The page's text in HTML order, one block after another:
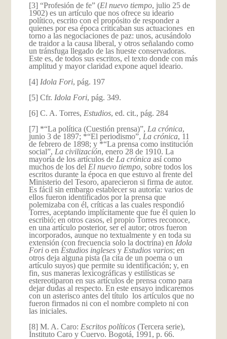
[3] “Profesión de fe” (El nuevo tiempo, julio 25 de
1902) es un artículo que nos ofrece su ideario
político, escrito con el propósito de responder a
quienes por esa época criticaban sus actuaciones en
torno a las negociaciones de paz: unos, acusándolo
de traidor a la causa liberal, y otros señalando como
un tránsfuga llegado de las hueste conservadoras.
Este es, de todos sus escritos, el texto donde con más
amplitud y mayor claridad expone aquel ideario.
[4] Idola Fori, pág. 197
[5] Cfr. Idola Fori, pág. 349.
[6] C. A. Torres, Estudios, ed. cit., pág. 284
[7] *“La política (Cuestión prensa)”, La crónica,
junio 3 de 1897; *“El periodismo”, La crónica, 11
de febrero de 1898; y *“La prensa como institución
social”, La civilización, enero 28 de 1910. La
mayoría de los artículos de La crónicaasí como
muchos de los del El nuevo tiempo, sobre todos los
escritos durante la época en que estuvo al frente del
Ministerio del Tesoro, aparecieron si firma de autor.
Es fácil sin embargo establecer su autoría: varios de
ellos fueron identificados por la prensa que
polemizaba con él, críticas a las cuales respondió
Torres, aceptando implícitamente que fue él quien lo
escribió; en otros casos, el propio Torres reconoce,
en una artículo posterior, ser el autor; otros fueron
incorporados, aunque no textualmente y en toda su
extensión (con frecuencia solo la doctrina) en Idola
Forio en Estudios inglesesy Estudios varios; en
otros deja alguna pista (la cita de un poema o un
artículo suyos) que permite su identificación; y, en
fin, sus maneras lexicográficas y estilísticas se
estereotiparon en sus artículos de prensa como para
dejar dudas al respecto. En este ensayo indicaremos
con un asterisco antes del título los artículos que no
fueron firmados ni con el nombre completo ni con
las iniciales.
[8] M. A. Caro: Escritos políticos(Tercera serie),
Instituto Caro y Cuervo. Bogotá, 1991, p. 66.